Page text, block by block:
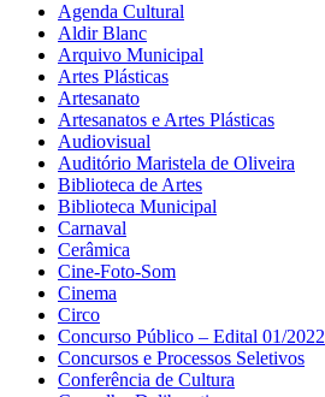
Agenda Cultural
Aldir Blanc
Arquivo Municipal
Artes Plásticas
Artesanato
Artesanatos e Artes Plásticas
Audiovisual
Auditório Maristela de Oliveira
Biblioteca de Artes
Biblioteca Municipal
Carnaval
Cerâmica
Cine-Foto-Som
Cinema
Circo
Concurso Público – Edital 01/2022
Concursos e Processos Seletivos
Conferência de Cultura